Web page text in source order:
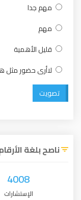
مهم جدا
مهم
قليل الأهمية
لاأرى حضور مثل
تصويت
ناصح بلغة
4008
الإستشارات